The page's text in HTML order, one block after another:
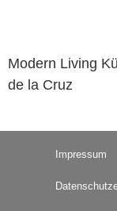
Modern Living
de la Cruz
Impressum